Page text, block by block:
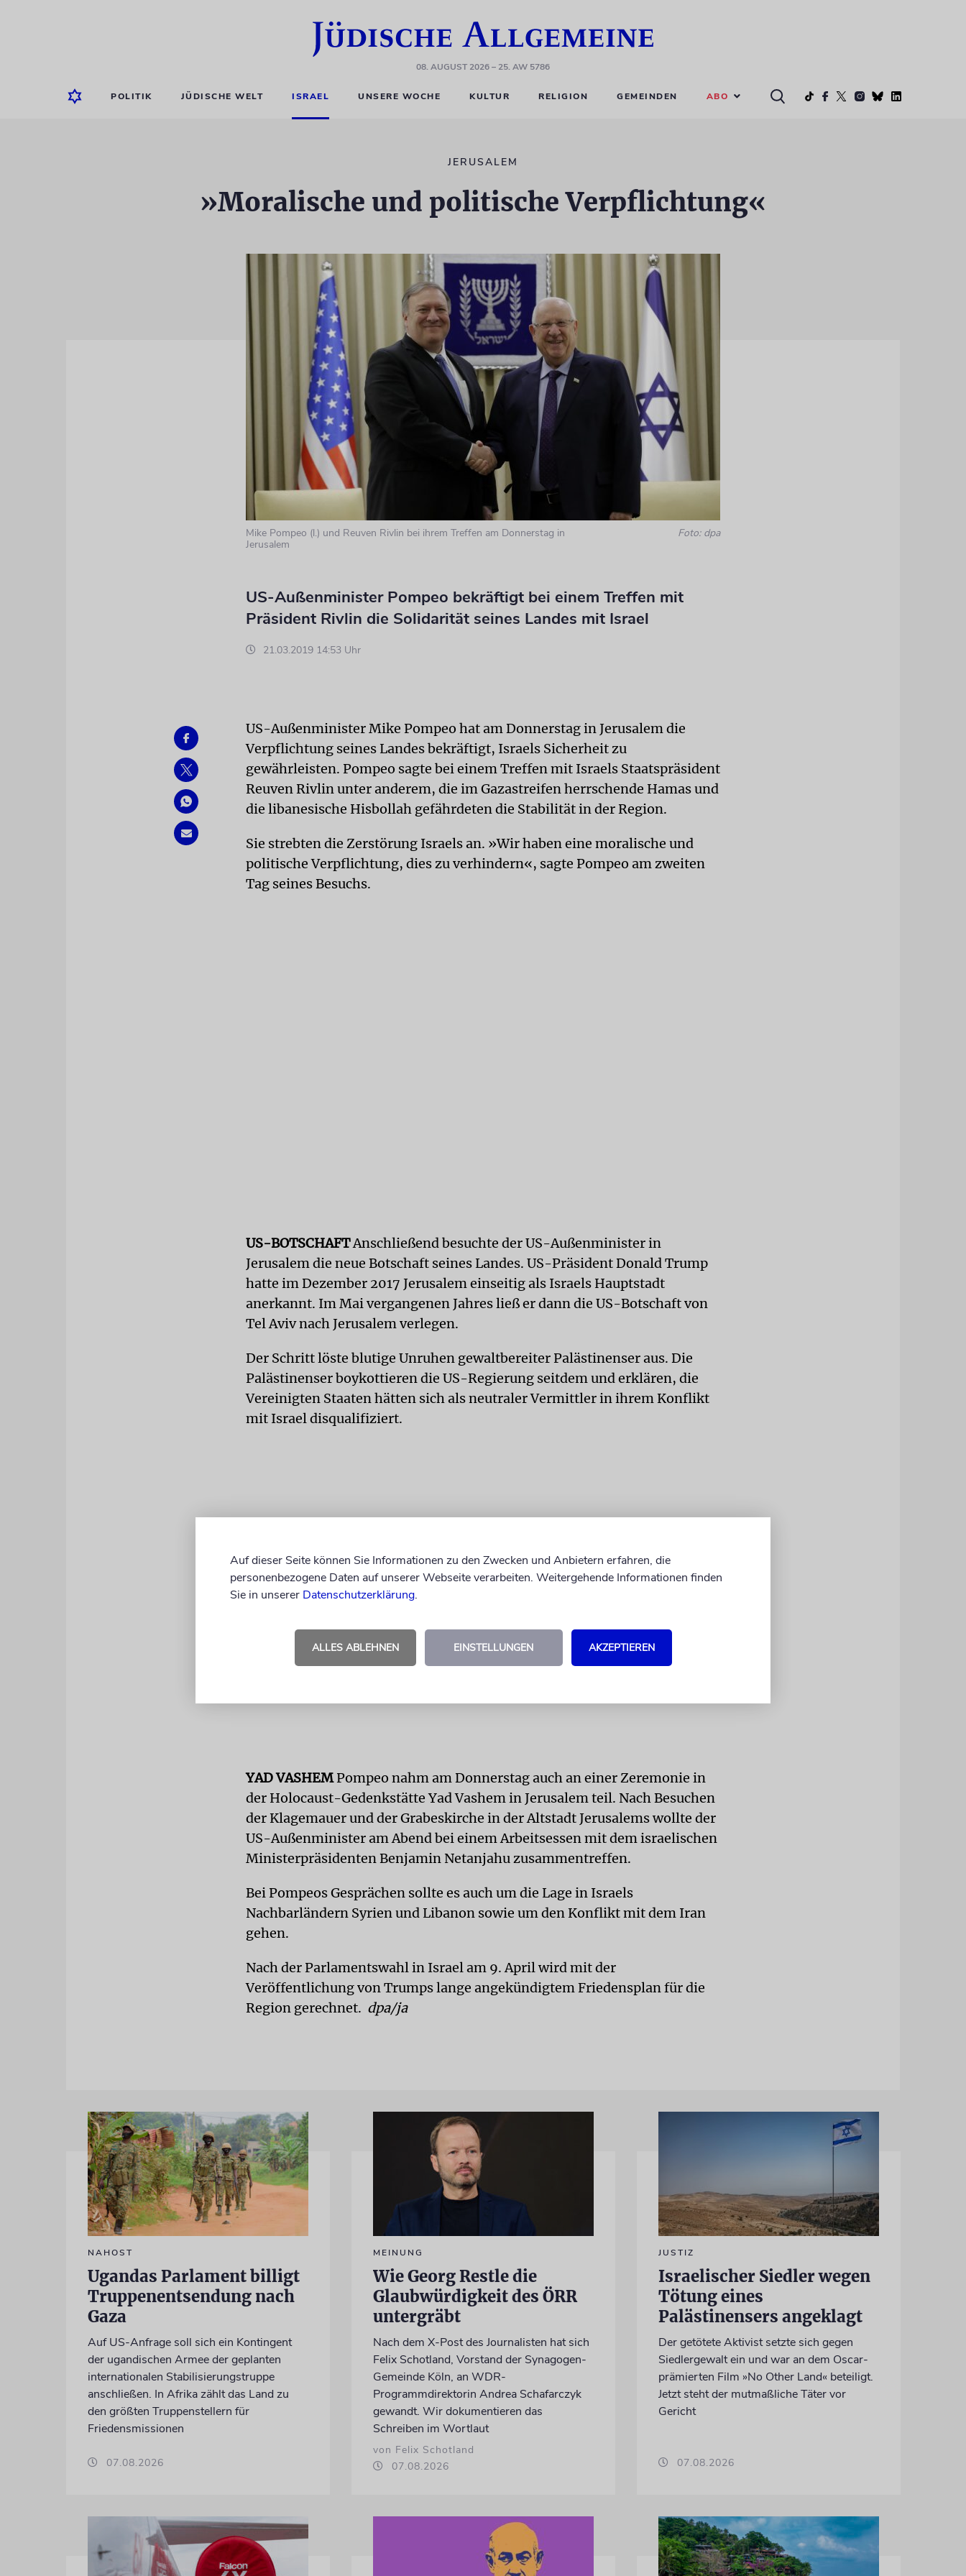
08. AUGUST 2026– 25. AW 5786
POLITIK JÜDISCHE WELT ISRAEL UNSERE WOCHE KULTUR RELIGION GEMEINDEN ABO
JERUSALEM
»Moralische und politische Verpflichtung«
Mike Pompeo (l.) und Reuven Rivlin bei ihrem Treffen am Donnerstag in
Jerusalem
Foto: dpa
US-Außenminister Pompeo bekräftigt bei einem Treffen mit
Präsident Rivlin die Solidarität seines Landes mit Israel
21.03.2019 14:53 Uhr
US-Außenminister Mike Pompeo hat am Donnerstag in Jerusalem die
Verpflichtung seines Landes bekräftigt, Israels Sicherheit zu
gewährleisten. Pompeo sagte bei einem Treffen mit Israels Staatspräsident
Reuven Rivlin unter anderem, die im Gazastreifen herrschende Hamas und
die libanesische Hisbollah gefährdeten die Stabilität in der Region.
Sie strebten die Zerstörung Israels an. »Wir haben eine moralische und
politische Verpflichtung, dies zu verhindern«, sagte Pompeo am zweiten
Tag seines Besuchs.
US-BOTSCHAFTAnschließend besuchte der US-Außenminister in
Jerusalem die neue Botschaft seines Landes. US-Präsident Donald Trump
hatte im Dezember 2017 Jerusalem einseitig als Israels Hauptstadt
anerkannt. Im Mai vergangenen Jahres ließ er dann die US-Botschaft von
Tel Aviv nach Jerusalem verlegen.
Der Schritt löste blutige Unruhen gewaltbereiter Palästinenser aus. Die
Palästinenser boykottieren die US-Regierung seitdem und erklären, die
Vereinigten Staaten hätten sich als neutraler Vermittler in ihrem Konflikt
mit Israel disqualifiziert.
YAD VASHEMPompeo nahm am Donnerstag auch an einer Zeremonie in
der Holocaust-Gedenkstätte Yad Vashem in Jerusalem teil. Nach Besuchen
der Klagemauer und der Grabeskirche in der Altstadt Jerusalems wollte der
US-Außenminister am Abend bei einem Arbeitsessen mit dem israelischen
Ministerpräsidenten Benjamin Netanjahu zusammentreffen.
Bei Pompeos Gesprächen sollte es auch um die Lage in Israels
Nachbarländern Syrien und Libanon sowie um den Konflikt mit dem Iran
gehen.
Nach der Parlamentswahl in Israel am 9. April wird mit der
Veröffentlichung von Trumps lange angekündigtem Friedensplan für die
Region gerechnet. dpa/ja
NAHOST
Ugandas Parlament billigt
Truppenentsendung nach
Gaza
Auf US-Anfrage soll sich ein Kontingent
der ugandischen Armee der geplanten
internationalen Stabilisierungstruppe
anschließen. In Afrika zählt das Land zu
den größten Truppenstellern für
Friedensmissionen
07.08.2026
MEINUNG
Wie Georg Restle die
Glaubwürdigkeit des ÖRR
untergräbt
Nach dem X-Post des Journalisten hat sich
Felix Schotland, Vorstand der Synagogen-
Gemeinde Köln, an WDR-
Programmdirektorin Andrea Schafarczyk
gewandt. Wir dokumentieren das
Schreiben im Wortlaut
von Felix Schotland
07.08.2026
JUSTIZ
Israelischer Siedler wegen
Tötung eines
Palästinensers angeklagt
Der getötete Aktivist setzte sich gegen
Siedlergewalt ein und war an dem Oscar-
prämierten Film »No Other Land« beteiligt.
Jetzt steht der mutmaßliche Täter vor
Gericht
07.08.2026
Auf dieser Seite können Sie Informationen zu den Zwecken und Anbietern erfahren, die
personenbezogene Daten auf unserer Webseite verarbeiten. Weitergehende Informationen finden
Sie in unserer Datenschutzerklärung.
ALLES ABLEHNEN EINSTELLUNGEN AKZEPTIEREN